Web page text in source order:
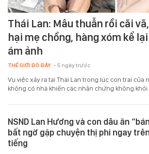
Thái Lan: Mâu thuẫn rồi cãi
hại mẹ chồng, hàng xóm kể
ám ảnh
THẾ GIỚI ĐÓ ĐÂY - 5 ngày trước
Vụ việc xảy ra tại Thái Lan trong lúc con trai của
không có nhà khiến các nhân chứng không khỏi
NSND Lan Hương và con dâu ăn
bất ngờ gặp chuyện thị phi ngay
tiếng